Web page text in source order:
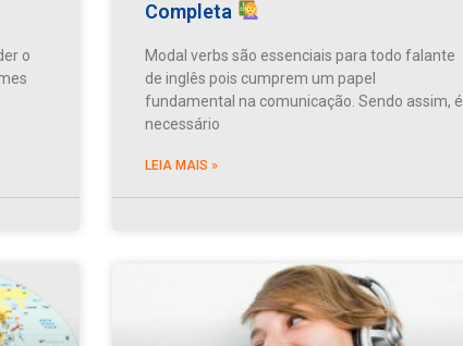
o
Completa
Modal verbs são essenciais para todo falante
de inglês pois cumprem um papel
fundamental na comunicação. Sendo assim, é
necessário
LEIA MAIS »